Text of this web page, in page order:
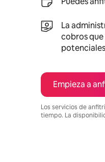
La
cobros que
Empieza a
Los servicios de
tiempo. La